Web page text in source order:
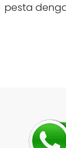
pesta